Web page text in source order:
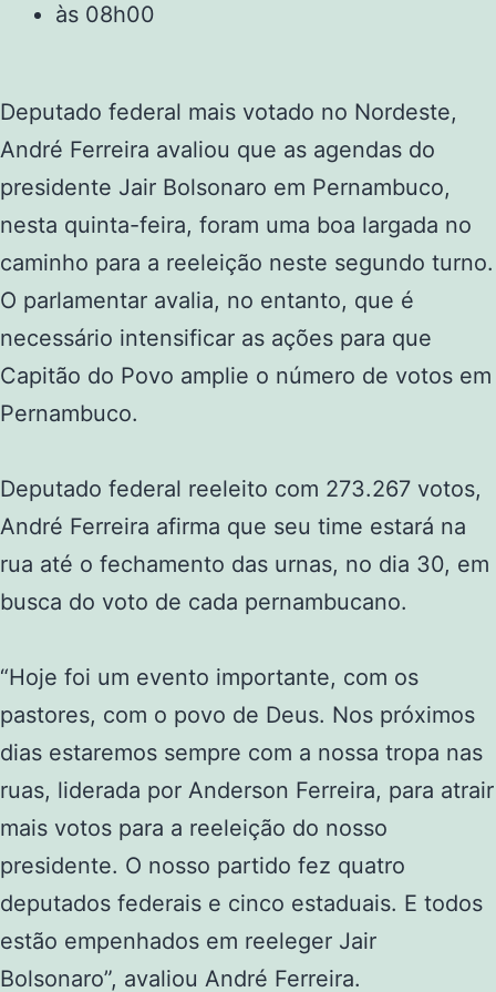
às 08h00
Deputado federal mais votado no Nordeste,
André Ferreira avaliou que as agendas do
presidente Jair Bolsonaro em Pernambuco,
nesta quinta-feira, foram uma boa largada no
caminho para a reeleição neste segundo turno.
O parlamentar avalia, no entanto, que é
necessário intensificar as ações para que
Capitão do Povo amplie o número de votos em
Pernambuco.
Deputado federal reeleito com 273.267 votos,
André Ferreira afirma que seu time estará na
rua até o fechamento das urnas, no dia 30, em
busca do voto de cada pernambucano.
“Hoje foi um evento importante, com os
pastores, com o povo de Deus. Nos próximos
dias estaremos sempre com a nossa tropa nas
ruas, liderada por Anderson Ferreira, para atrair
mais votos para a reeleição do nosso
presidente. O nosso partido fez quatro
deputados federais e cinco estaduais. E todos
estão empenhados em reeleger Jair
Bolsonaro”, avaliou André Ferreira.